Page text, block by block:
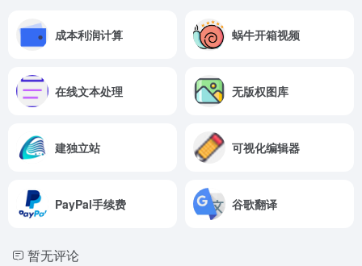
成本利润计算 蜗牛开箱视频
在线文本处理 无版权图库
建独立站 可视化编辑器
PayPal手续费 谷歌翻译
暂无评论